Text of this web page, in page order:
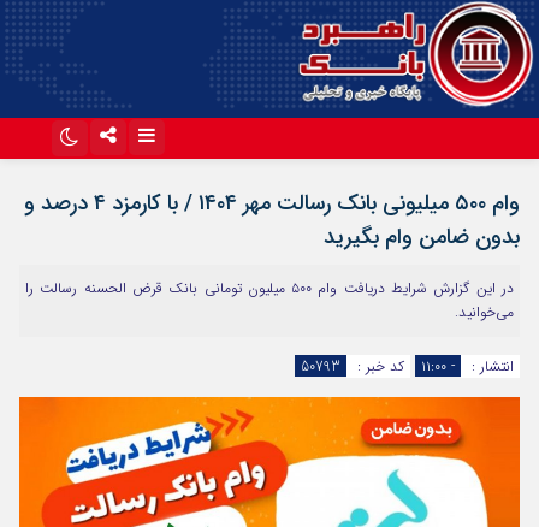
آپارات
وام ۵۰۰ میلیونی بانک رسالت مهر ۱۴۰۴ / با کارمزد ۴ درصد و
بدون ضامن وام بگیرید
در این گزارش شرایط دریافت وام ۵۰۰ میلیون تومانی بانک قرض الحسنه رسالت را
می‌خوانید.
انتشار : - ۱۱:۰۰ کد خبر : 50793